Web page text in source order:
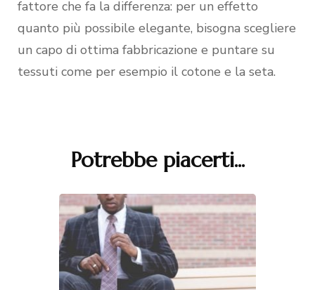
fattore che fa la differenza: per un effetto
quanto più possibile elegante, bisogna scegliere
un capo di ottima fabbricazione e puntare su
tessuti come per esempio il cotone e la seta.
Potrebbe piacerti...